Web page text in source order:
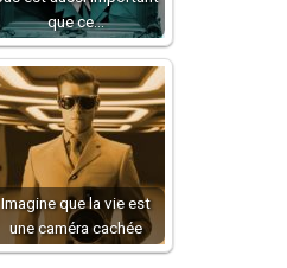
que ce…
Imagine que la vie est
une caméra cachée